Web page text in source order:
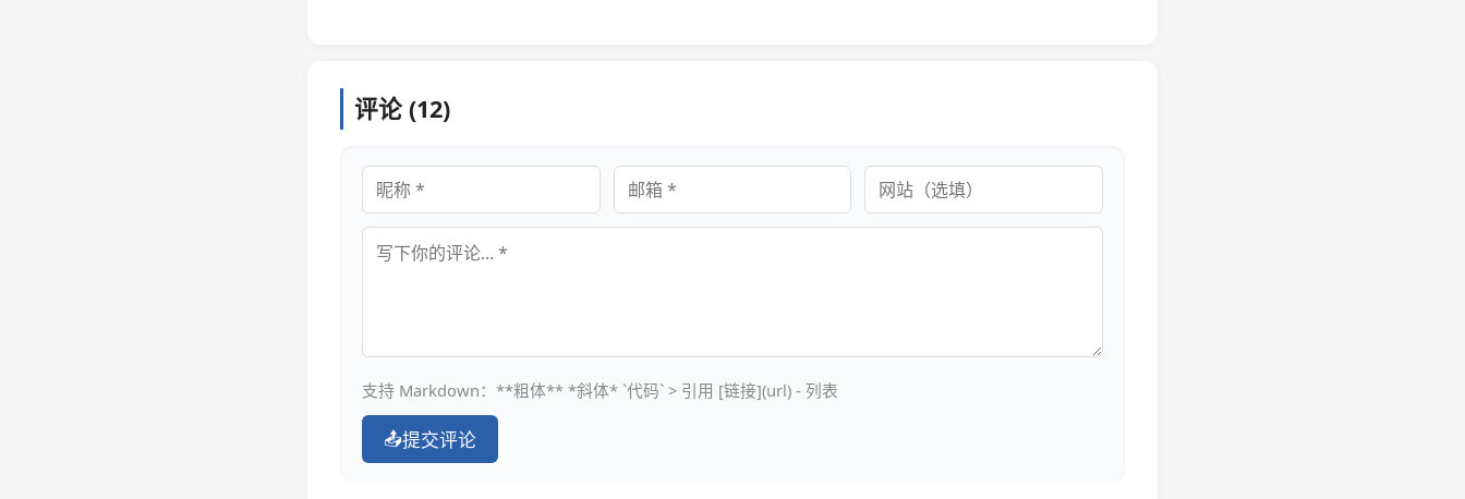
评论 (12)
昵称 邮箱 网站
评论内容
支持 Markdown：**粗体** *斜体* `代码` > 引用 [链接](url) - 列表
📤提交评论